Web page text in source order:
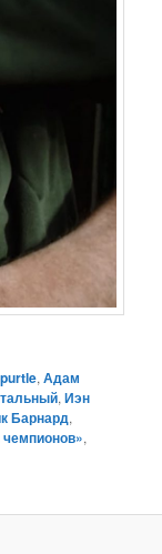
,Адам
,Иэн
Барнард,
,